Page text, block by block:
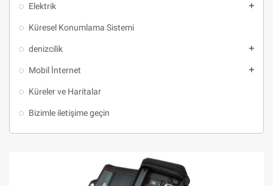
Elektrik add
Küresel Konumlama Sistemi
denizcilik add
Mobil İnternet add
Küreler ve Haritalar
Bizimle iletişime geçin